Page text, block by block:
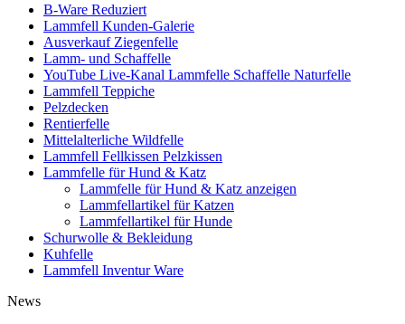
B-Ware Reduziert
Lammfell Kunden-Galerie
Ausverkauf Ziegenfelle
Lamm- und Schaffelle
YouTube Live-Kanal Lammfelle Schaffelle Naturfelle
Lammfell Teppiche
Pelzdecken
Rentierfelle
Mittelalterliche Wildfelle
Lammfell Fellkissen Pelzkissen
Lammfelle für Hund & Katz
Lammfelle für Hund & Katz anzeigen
Lammfellartikel für Katzen
Lammfellartikel für Hunde
Schurwolle & Bekleidung
Kuhfelle
Lammfell Inventur Ware
News